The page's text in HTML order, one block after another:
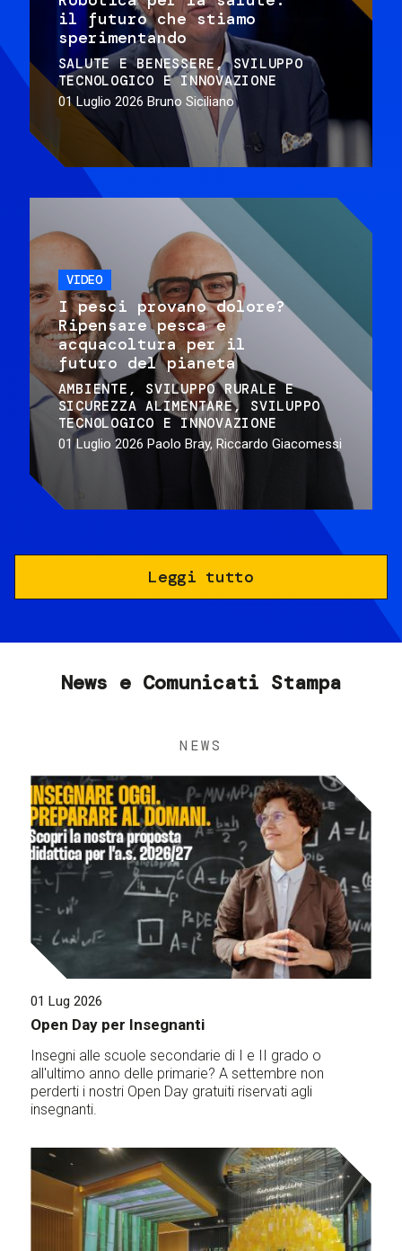
il futuro che stiamo
sperimentando
SALUTE E BENESSERE
SVILUPPO
TECNOLOGICO E INNOVAZIONE
01 Luglio 2026 Bruno Siciliano
VIDEO
I pesci provano dolore?
Ripensare pesca e
acquacoltura per il
futuro del pianeta
AMBIENTE
SVILUPPO RURALE E
SICUREZZA ALIMENTARE
SVILUPPO
TECNOLOGICO E INNOVAZIONE
01 Luglio 2026 Paolo Bray, Riccardo Giacomessi
Leggi tutto
News e Comunicati Stampa
NEWS
01 Lug 2026
Open Day per Insegnanti
Insegni alle scuole secondarie di I e II grado o
all'ultimo anno delle primarie? A settembre non
perderti i nostri Open Day gratuiti riservati agli
insegnanti.